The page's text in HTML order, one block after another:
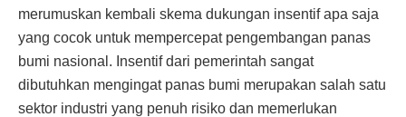
merumuskan kembali skema dukungan insentif apa saja
yang cocok untuk mempercepat pengembangan panas
bumi nasional. Insentif dari pemerintah sangat
dibutuhkan mengingat panas bumi merupakan salah satu
sektor industri yang penuh risiko dan memerlukan